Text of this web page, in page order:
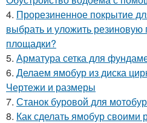
4. Прорезиненное покрытие
выбрать и уложить резиновую
площадки?
5. Арматура сетка для
6. Делаем ямобур из диска
Чертежи и размеры
7. Станок буровой для
8. Как сделать ямобур